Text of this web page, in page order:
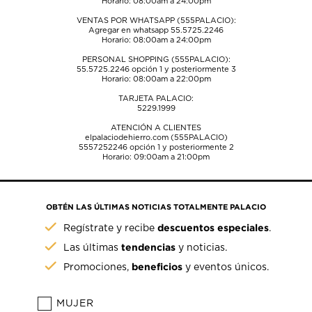
VENTAS POR WHATSAPP (555PALACIO):
Agregar en whatsapp 55.5725.2246
Horario: 08:00am a 24:00pm
PERSONAL SHOPPING (555PALACIO):
55.5725.2246opción 1 y posteriormente 3
Horario: 08:00am a 22:00pm
TARJETA PALACIO:
5229.1999
ATENCIÓN A CLIENTES
elpalaciodehierro.com (555PALACIO)
5557252246opción 1 y posteriormente 2
Horario: 09:00am a 21:00pm
OBTÉN LAS ÚLTIMAS NOTICIAS TOTALMENTE PALACIO
Regístrate y recibedescuentos especiales.
Las últimastendencias y noticias.
Promociones, beneficios y eventos únicos.
MUJER